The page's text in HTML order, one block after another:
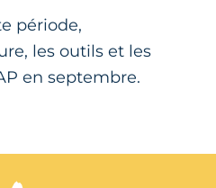
période,
les outils et les
en septembre.